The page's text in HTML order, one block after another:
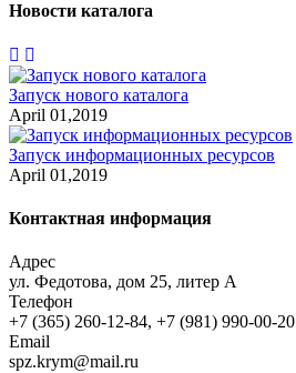
Новости каталога
Запуск нового каталога
April 01,2019
Запуск информационных ресурсов
April 01,2019
Контактная информация
Адрес
ул. Федотова, дом 25, литер А
Телефон
+7 (365) 260-12-84, +7 (981) 990-00-20
Email
spz.krym@mail.ru